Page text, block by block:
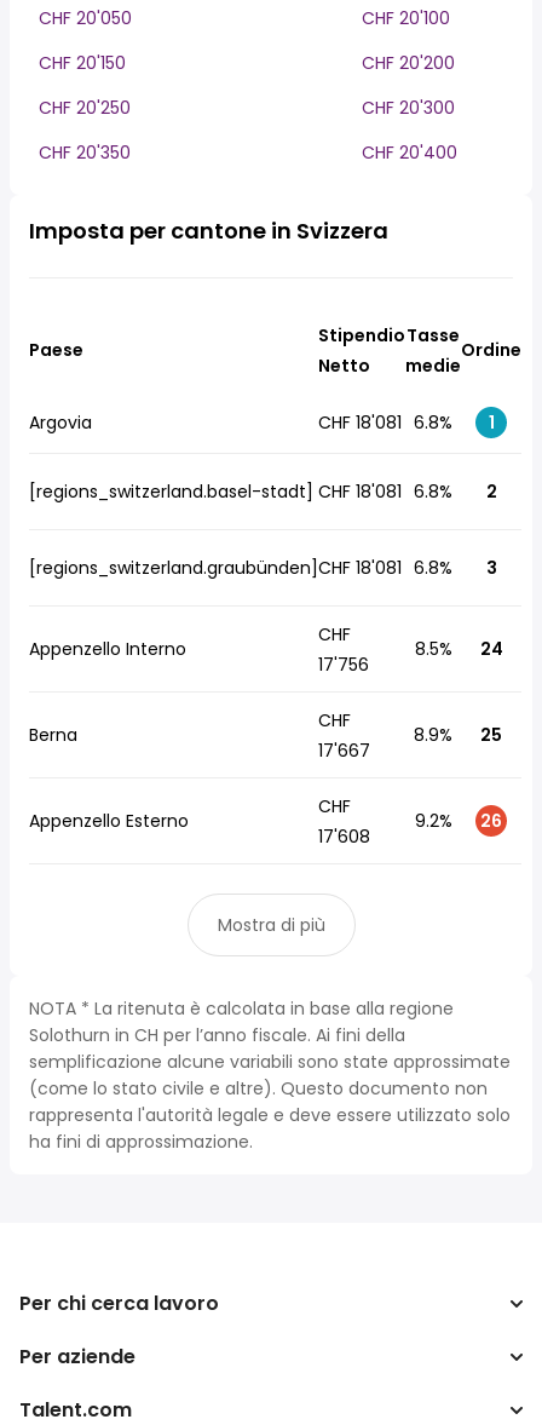
CHF 20'050
CHF 20'100
CHF 20'150
CHF 20'200
CHF 20'250
CHF 20'300
CHF 20'350
CHF 20'400
Imposta per cantone in Svizzera
Paese
Stipendio
Netto
Tasse
medie
Ordine
Argovia CHF 18'081 6.8% 1
[regions_switzerland.basel-stadt] CHF 18'081 6.8% 2
[regions_switzerland.graubünden]CHF 18'081 6.8% 3
Appenzello Interno
CHF
17'756
8.5% 24
Berna
CHF
17'667
8.9% 25
Appenzello Esterno
CHF
17'608
9.2% 26
Mostra di più
NOTA * La ritenuta è calcolata in base alla regione
Solothurn in CH per l’anno fiscale. Ai fini della
semplificazione alcune variabili sono state approssimate
(come lo stato civile e altre). Questo documento non
rappresenta l'autorità legale e deve essere utilizzato solo
ha fini di approssimazione.
Per chi cerca lavoro
Cerca lavoro
Per aziende
Aziende
Talent.com